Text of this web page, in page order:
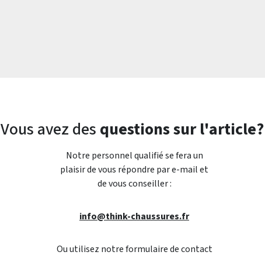
Vous avez des questions sur l'article?
Notre personnel qualifié se fera un
plaisir de vous répondre par e-mail et
de vous conseiller :
info@think-chaussures.fr
Ou utilisez notre formulaire de contact